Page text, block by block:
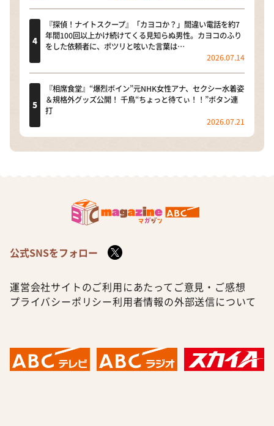
『探偵！ナイトスクープ』「カヨコか？」間違い電話を約7
年間100回以上かけ続けてくる見知らぬ男性。カヨコのふり
をした依頼者に、ポツリと呟いた言葉は…
2026.07.14
『相席食堂』“爆烈ボイン”元NHK女性アナ、セクシー水着姿
＆規格外グッズ公開！ 千鳥“ちょっと待てぃ！！”ボタン連
打
2026.07.21
公式SNSをフォロー
運営会社サイトのご利用にあたって ご意見・ご感想
プライバシーポリシー利用者情報の外部送信について